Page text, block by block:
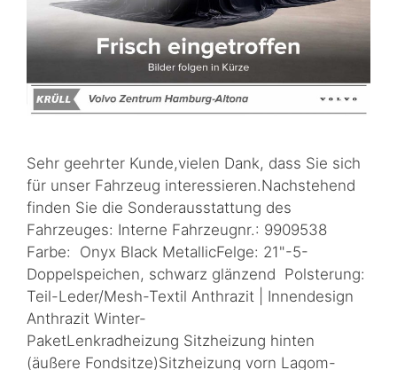
Sehr geehrter Kunde,vielen Dank, dass Sie sich
für unser Fahrzeug interessieren.Nachstehend
finden Sie die Sonderausstattung des
Fahrzeuges: Interne Fahrzeugnr.: 9909538
Farbe: Onyx Black MetallicFelge: 21"-5-
Doppelspeichen, schwarz glänzend Polsterung:
Teil-Leder/Mesh-Textil Anthrazit | Innendesign
Anthrazit Winter-
PaketLenkradheizung Sitzheizung hinten
(äußere Fondsitze)Sitzheizung vorn Lagom-